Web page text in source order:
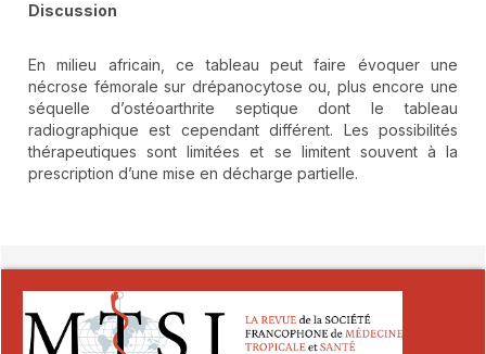
Discussion
En milieu africain, ce tableau peut faire évoquer une
nécrose fémorale sur drépanocytose ou, plus encore une
séquelle d’ostéoarthrite septique dont le tableau
radiographique est cependant différent. Les possibilités
thérapeutiques sont limitées et se limitent souvent à la
prescription d’une mise en décharge partielle.